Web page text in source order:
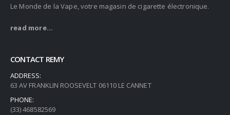
Le Monde de la Vape, votre magasin de cigarette électronique.
read more...
CONTACT REMY
ADDRESS:
63 AV FRANKLIN ROOSEVELT 06110 LE CANNET
PHONE:
(33) 468582569